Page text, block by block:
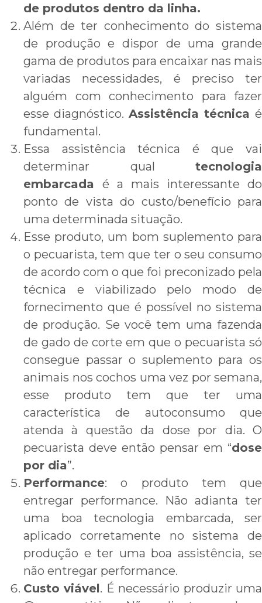
de produtos dentro da linha.
Além de ter conhecimento do sistema
de produção e dispor de uma grande
gama de produtos para encaixar nas mais
variadas necessidades, é preciso ter
alguém com conhecimento para fazer
esse diagnóstico. Assistência técnica é
fundamental.
Essa assistência técnica é que vai
determinar qual tecnologia
embarcada é a mais interessante do
ponto de vista do custo/benefício para
uma determinada situação.
Esse produto, um bom suplemento para
o pecuarista, tem que ter o seu consumo
de acordo com o que foi preconizado pela
técnica e viabilizado pelo modo de
fornecimento que é possível no sistema
de produção. Se você tem uma fazenda
de gado de corte em que o pecuarista só
consegue passar o suplemento para os
animais nos cochos uma vez por semana,
esse produto tem que ter uma
característica de autoconsumo que
atenda à questão da dose por dia. O
pecuarista deve então pensar em “dose
por dia”.
Performance: o produto tem que
entregar performance. Não adianta ter
uma boa tecnologia embarcada, ser
aplicado corretamente no sistema de
produção e ter uma boa assistência, se
não entregar performance.
Custo viável . É necessário produzir uma